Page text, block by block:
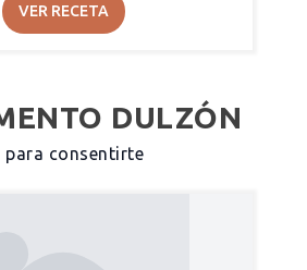
VER RECETA
DULZÓN
para consentirte